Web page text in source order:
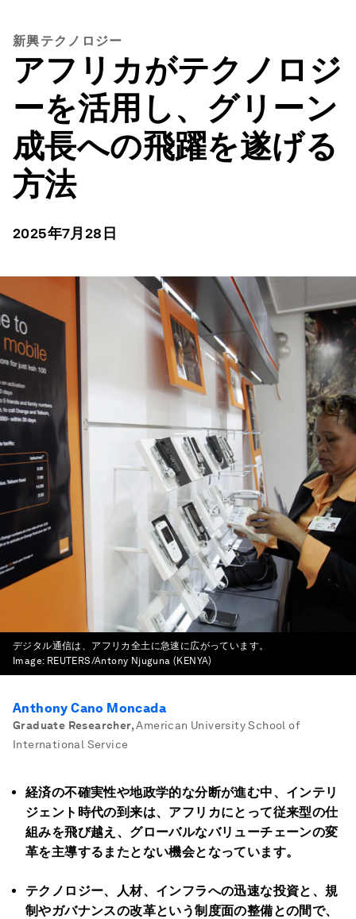
新興テクノロジー
アフリカがテクノロジ
ーを活用し、グリーン
成長への飛躍を遂げる
方法
2025年7月28日
デジタル通信は、アフリカ全土に急速に広がっています。
Image: REUTERS/Antony Njuguna (KENYA)
Anthony Cano Moncada
Graduate Researcher, American University School of
International Service
経済の不確実性や地政学的な分断が進む中、インテリ
ジェント時代の到来は、アフリカにとって従来型の仕
組みを飛び越え、グローバルなバリューチェーンの変
革を主導するまたとない機会となっています。
テクノロジー、人材、インフラへの迅速な投資と、規
制やガバナンスの改革という制度面の整備との間で、